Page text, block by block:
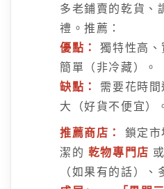
多老鋪賣的乾貨、
禮。推薦：
優點：
獨特性高
簡單（非冷藏）。
缺點：
需要花時
大（好貨不便宜）
推薦商店：
鎖定市
潔的 乾物專門店 或
（如果有的話）、